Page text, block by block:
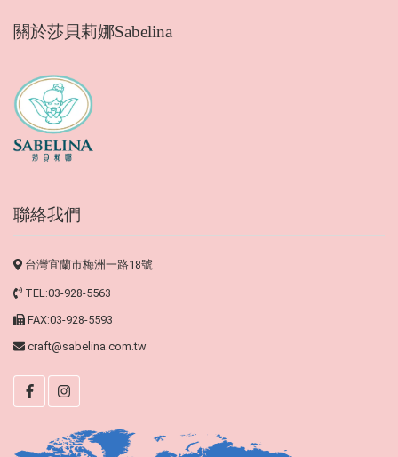
關於莎貝莉娜Sabelina
聯絡我們
台灣宜蘭市梅洲一路18號
TEL:03-928-5563
FAX:03-928-5593
craft@sabelina.com.tw